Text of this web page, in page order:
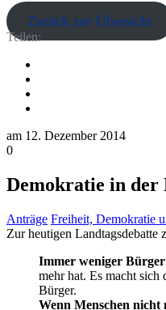
Zurück zur Übersicht
Teilen:
am 12. Dezember 2014
0
Demokratie in der
Anträge Freiheit, Demokratie
Zur heutigen
Immer weniger
mehr hat. Es macht
Bürger.
Wenn Menschen